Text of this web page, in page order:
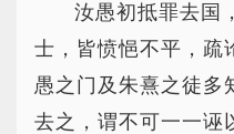
汝愚初抵罪去国
士，皆愤悒不平，疏
愚之门及朱熹之徒多
去之，谓不可一一诬